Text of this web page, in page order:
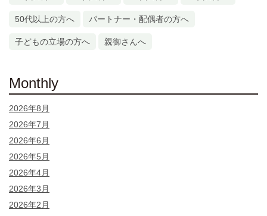
50代以上の方へ パートナー・配偶者の方へ
子どもの立場の方へ 親御さんへ
Monthly
2026年8月
2026年7月
2026年6月
2026年5月
2026年4月
2026年3月
2026年2月